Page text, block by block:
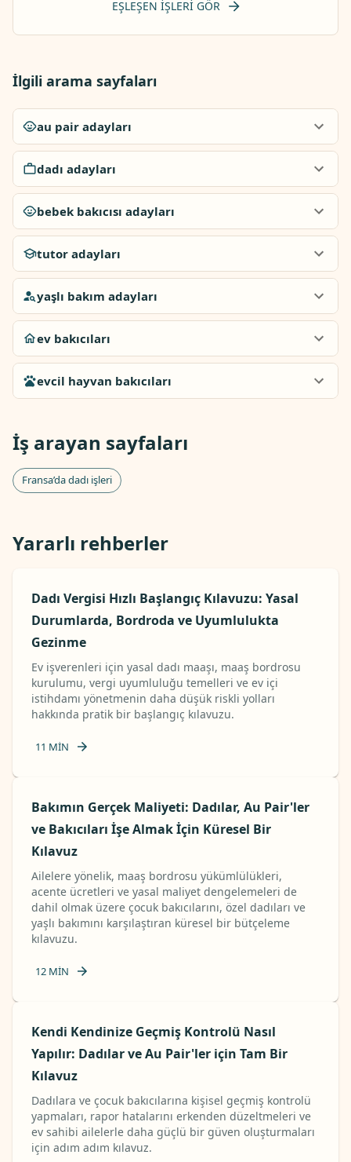
EŞLEŞEN IŞLERI GÖR
İlgili arama sayfaları
au pair adayları
dadı adayları
bebek bakıcısı adayları
tutor adayları
yaşlı bakım adayları
ev bakıcıları
evcil hayvan bakıcıları
İş arayan sayfaları
Fransa’da dadı işleri
Yararlı rehberler
Dadı Vergisi Hızlı Başlangıç ​​Kılavuzu: Yasal
Durumlarda, Bordroda ve Uyumlulukta
Gezinme
Ev işverenleri için yasal dadı maaşı, maaş bordrosu
kurulumu, vergi uyumluluğu temelleri ve ev içi
istihdamı yönetmenin daha düşük riskli yolları
hakkında pratik bir başlangıç ​​kılavuzu.
11 MIN
Bakımın Gerçek Maliyeti: Dadılar, Au Pair'ler
ve Bakıcıları İşe Almak İçin Küresel Bir
Kılavuz
Ailelere yönelik, maaş bordrosu yükümlülükleri,
acente ücretleri ve yasal maliyet dengelemeleri de
dahil olmak üzere çocuk bakıcılarını, özel dadıları ve
yaşlı bakımını karşılaştıran küresel bir bütçeleme
kılavuzu.
12 MIN
Kendi Kendinize Geçmiş Kontrolü Nasıl
Yapılır: Dadılar ve Au Pair'ler için Tam Bir
Kılavuz
Dadılara ve çocuk bakıcılarına kişisel geçmiş kontrolü
yapmaları, rapor hatalarını erkenden düzeltmeleri ve
ev sahibi ailelerle daha güçlü bir güven oluşturmaları
için adım adım kılavuz.